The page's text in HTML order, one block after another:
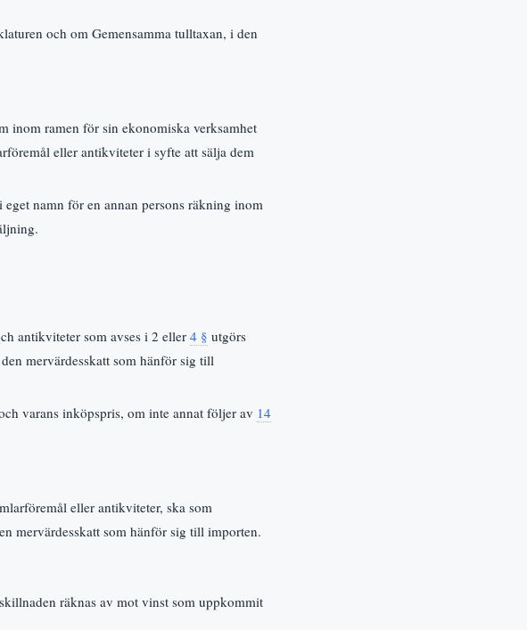
och om Gemensamma tulltaxan, i den
inom ramen för sin ekonomiska verksamhet
eller antikviteter i syfte att sälja dem
namn för en annan persons räkning inom
antikviteter som avses i 2 eller 4 § utgörs
mervärdesskatt som hänför sig till
varans inköpspris, om inte annat följer av 14
eller antikviteter, ska som
mervärdesskatt som hänför sig till importen.
räknas av mot vinst som uppkommit